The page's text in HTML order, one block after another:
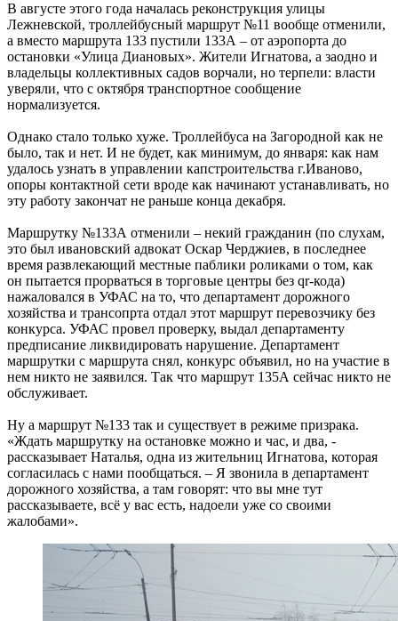
В августе этого года началась реконструкция улицы
Лежневской, троллейбусный маршрут №11 вообще отменили,
а вместо маршрута 133 пустили 133А – от аэропорта до
остановки «Улица Диановых». Жители Игнатова, а заодно и
владельцы коллективных садов ворчали, но терпели: власти
уверяли, что с октября транспортное сообщение
нормализуется.
Однако стало только хуже. Троллейбуса на Загородной как не
было, так и нет. И не будет, как минимум, до января: как нам
удалось узнать в управлении капстроительства г.Иваново,
опоры контактной сети вроде как начинают устанавливать, но
эту работу закончат не раньше конца декабря.
Маршрутку №133А отменили – некий гражданин (по слухам,
это был ивановский адвокат Оскар Черджиев, в последнее
время развлекающий местные паблики роликами о том, как
он пытается прорваться в торговые центры без qr-кода)
нажаловался в УФАС на то, что департамент дорожного
хозяйства и трансопрта отдал этот маршрут перевозчику без
конкурса. УФАС провел проверку, выдал департаменту
предписание ликвидировать нарушение. Департамент
маршрутки с маршрута снял, конкурс объявил, но на участие в
нем никто не заявился. Так что маршрут 135А сейчас никто не
обслуживает.
Ну а маршрут №133 так и существует в режиме призрака.
«Ждать маршрутку на остановке можно и час, и два, -
рассказывает Наталья, одна из жительниц Игнатова, которая
согласилась с нами пообщаться. – Я звонила в департамент
дорожного хозяйства, а там говорят: что вы мне тут
рассказываете, всё у вас есть, надоели уже со своими
жалобами».